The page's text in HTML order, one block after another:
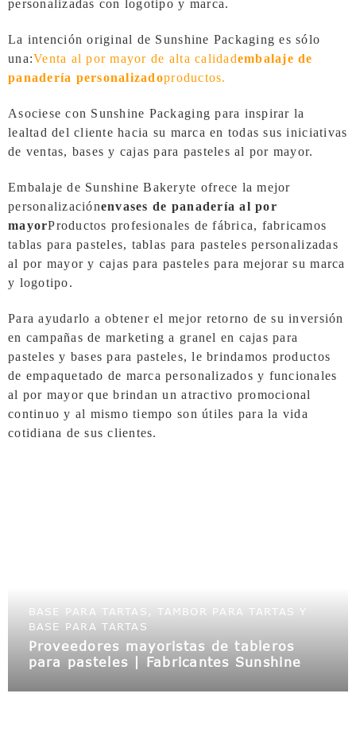
personalizadas con logotipo y marca.
La intención original de Sunshine Packaging es sólo
una:Venta al por mayor de alta calidadembalaje de
panadería personalizadoproductos.
Asociese con Sunshine Packaging para inspirar la
lealtad del cliente hacia su marca en todas sus iniciativas
de ventas, bases y cajas para pasteles al por mayor.
Embalaje de Sunshine Bakeryte ofrece la mejor
personalizaciónenvases de panadería al por
mayorProductos profesionales de fábrica, fabricamos
tablas para pasteles, tablas para pasteles personalizadas
al por mayor y cajas para pasteles para mejorar su marca
y logotipo.
Para ayudarlo a obtener el mejor retorno de su inversión
en campañas de marketing a granel en cajas para
pasteles y bases para pasteles, le brindamos productos
de empaquetado de marca personalizados y funcionales
al por mayor que brindan un atractivo promocional
continuo y al mismo tiempo son útiles para la vida
cotidiana de sus clientes.
BASE PARA TARTAS, TAMBOR PARA TARTAS Y
BASE PARA TARTAS
Proveedores mayoristas de tableros
para pasteles | Fabricantes Sunshine
embalajes de panadería, ofrecemos